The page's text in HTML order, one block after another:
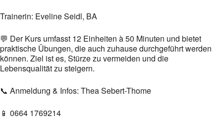
Trainerin: Eveline Seidl, BA
💬 Der Kurs umfasst 12 Einheiten à 50 Minuten und bietet
praktische Übungen, die auch zuhause durchgeführt werden
können. Ziel ist es, Stürze zu vermeiden und die
Lebensqualität zu steigern.
📞 Anmeldung & Infos: Thea Sebert-Thome
📱 0664 1769214